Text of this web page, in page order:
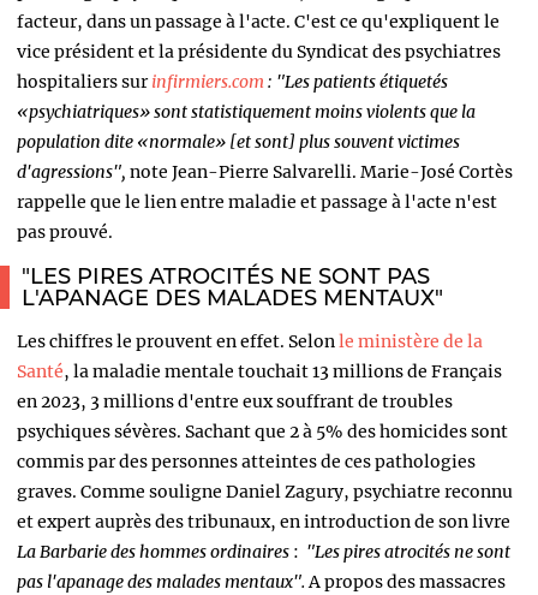
facteur, dans un passage à l'acte. C'est ce qu'expliquent le
vice président et la présidente du Syndicat des psychiatres
hospitaliers surinfirmiers.com: "Les patients étiquetés
«psychiatriques» sont statistiquement moins violents que la
population dite «normale» [et sont] plus souvent victimes
d'agressions", note Jean-Pierre Salvarelli. Marie-José Cortès
rappelle que le lien entre maladie et passage à l'acte n'est
pas prouvé.
"LES PIRES ATROCITÉS NE SONT PAS
L'APANAGE DES MALADES MENTAUX"
Les chiffres le prouvent en effet. Selonle ministère de la
Santé, la maladie mentale touchait 13 millions de Français
en 2023, 3 millions d'entre eux souffrant de troubles
psychiques sévères. Sachant que 2 à 5% des homicides sont
commis par des personnes atteintes de ces pathologies
graves. Comme souligne Daniel Zagury, psychiatre reconnu
et expert auprès des tribunaux, en introduction de son livre
La Barbarie des hommes ordinaires : "Les pires atrocités ne sont
pas l'apanage des malades mentaux".A propos des massacres